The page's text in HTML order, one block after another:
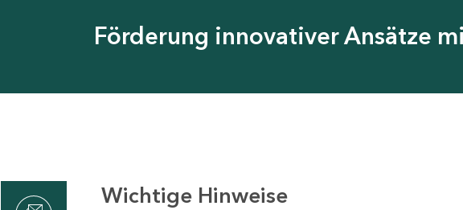
Förderung innovativer Ansätze
Wichtige Hinweise